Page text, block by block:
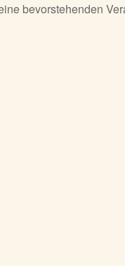
bevorstehenden